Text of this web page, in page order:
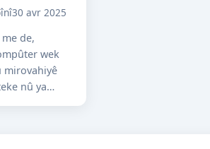
30 avr 2025
de,
wek
mirovahiyê
nû ya
Ev